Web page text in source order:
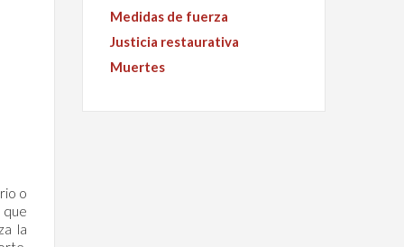
o
la
Medidas de fuerza
Justicia restaurativa
Muertes